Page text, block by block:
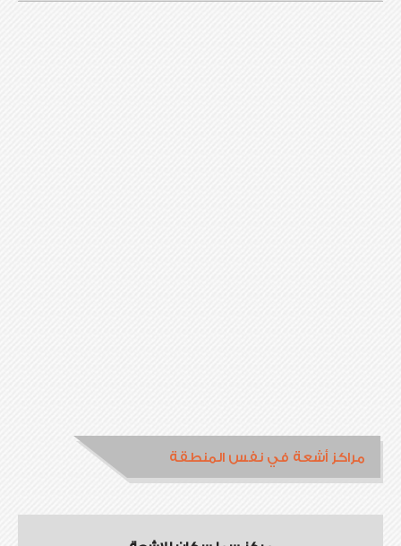
مراكز أشعة في نفس المنطقة